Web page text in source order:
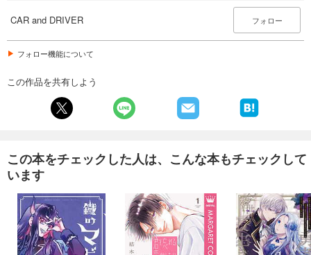
試し読み
あらすじを表示する
980円 (税込)
試し読み
あらすじを表示する
CAR and DRIVER 2025年2月号
CAR and DRIVER フォロー
フォロー機能について
この作品を共有しよう
この本をチェックした人は、こんな本もチェックして
います